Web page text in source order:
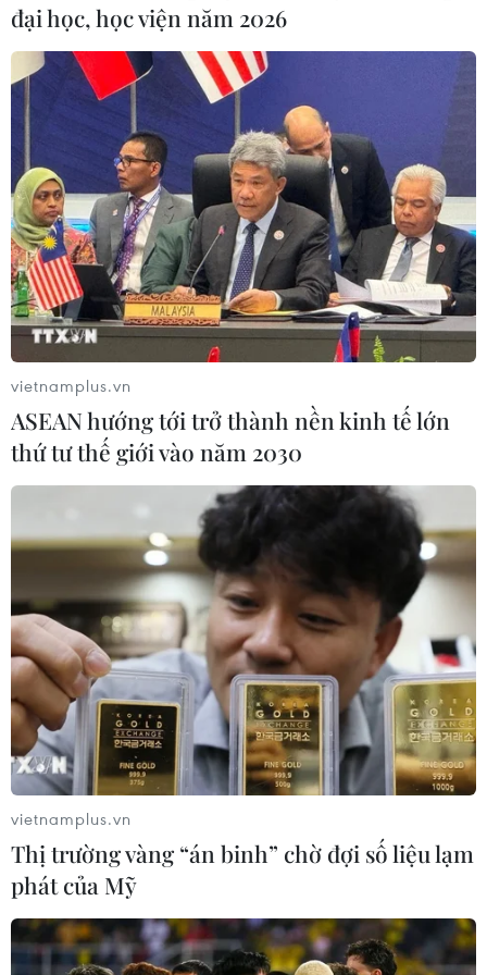
Các nhà lãnh đạo EU nhất
trí gói viện trợ 50 tỷ euro
cho Ukraine
Chủ tịch EC nêu rõ lãnh đạo của
tất cả 27 nước thành viên EU đã
nhất trí về gói hỗ trợ 50 tỷ euro
cho Ukraine từ ngân sách của
khối nhằm đảm bảo nguồn tài trợ
ổn định, dài hạn cho Ukraine.
(TTXVN/Vietnam+)
#Ukraine #Đức #Mỹ #viện trợ quân sự
#Kiev
Đức
Mỹ Ukraine
Theo dõi VietnamPlus
đại học, học viện năm 2026
vietnamplus.vn
ASEAN hướng tới trở thành nền kinh tế lớn
thứ tư thế giới vào năm 2030
vietnamplus.vn
Thị trường vàng “án binh” chờ đợi số liệu lạm
phát của Mỹ